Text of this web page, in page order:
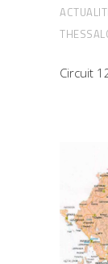
Circuit